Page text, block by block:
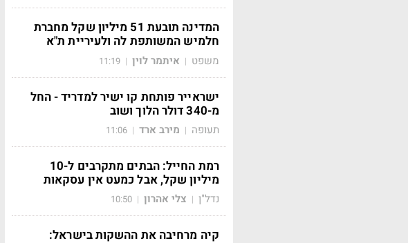
המדינה תובעת 51 מיליון שקל מחברת
חלמיש המשותפת לה ולעיריית ת"א
משפט | איתמר לוין |
11:19
ישראייר פותחת קו ישיר למדריד - החל
מ-340 דולר הלוך ושוב
תעופה | מירב ארד |
11:06
רמת החייל: הבתים מתקרבים ל-10
מיליון שקל, אבל כמעט אין עסקאות
נדל"ן | צלי אהרון |
10:50
קיה מרחיבה את ההשקות בישראל: